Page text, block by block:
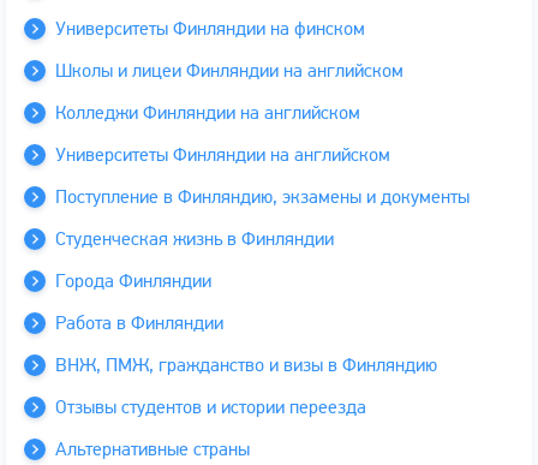
Университеты Финляндии на финском
Школы и лицеи Финляндии на английском
Колледжи Финляндии на английском
Университеты Финляндии на английском
Поступление в Финляндию, экзамены и документы
Студенческая жизнь в Финляндии
Города Финляндии
Работа в Финляндии
ВНЖ, ПМЖ, гражданство и визы в Финляндию
Отзывы студентов и истории переезда
Альтернативные страны